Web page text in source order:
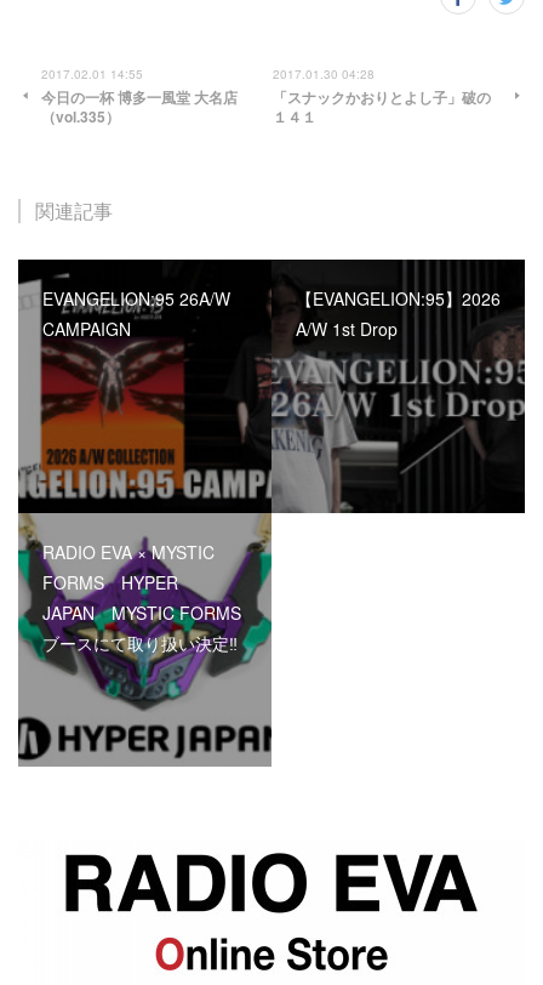
2017.02.01 14:55
今日の一杯 博多一風堂 大名店
（vol.335）
2017.01.30 04:28
「スナックかおりとよし子」破の
１４１
関連記事
EVANGELION:95 26A/W
CAMPAIGN
【EVANGELION:95】2026
A/W 1st Drop
RADIO EVA × MYSTIC
FORMS HYPER
JAPAN MYSTIC FORMS
ブースにて取り扱い決定‼︎